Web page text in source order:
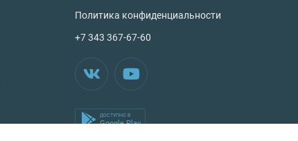
Политика конфиденциальности
+7 343 367-67-60
ДОСТУПНО В
Google Play